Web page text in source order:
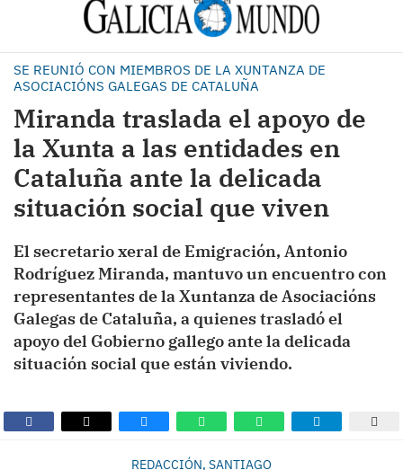
SE REUNIÓ CON MIEMBROS DE LA XUNTANZA DE
ASOCIACIÓNS GALEGAS DE CATALUÑA
Miranda traslada el apoyo de
la Xunta a las entidades en
Cataluña ante la delicada
situación social que viven
El secretario xeral de Emigración, Antonio
Rodríguez Miranda, mantuvo un encuentro con
representantes de la Xuntanza de Asociacións
Galegas de Cataluña, a quienes trasladó el
apoyo del Gobierno gallego ante la delicada
situación social que están viviendo.
REDACCIÓN, SANTIAGO